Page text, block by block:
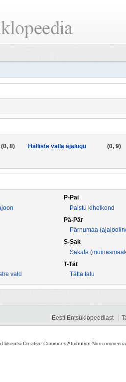
(0, 8) (0, 9)
Halliste valla ajalugu
vald
P-Pai
Paistu kihelkond
Pä-Pär
Pärnumaa
S-Sak
Sakala
T-Tät
Tätta talu
Eesti Entsüklopeediast
litsentsi Creative Commons Attribution-